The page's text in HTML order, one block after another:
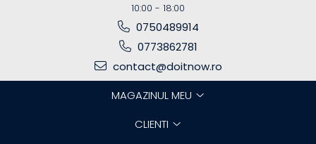
10:00 - 18:00
0750489914
0773862781
contact@doitnow.ro
MAGAZINUL MEU
CLIENTI